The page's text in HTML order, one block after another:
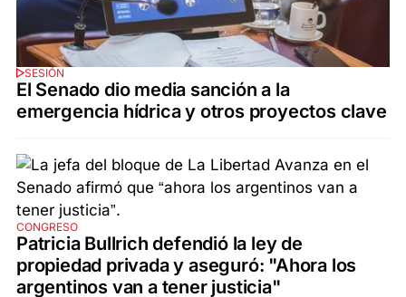
SESIÓN
El Senado dio media sanción a la
emergencia hídrica y otros proyectos clave
CONGRESO
Patricia Bullrich defendió la ley de
propiedad privada y aseguró: "Ahora los
argentinos van a tener justicia"